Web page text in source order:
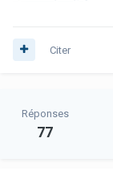
Citer
Réponses
77